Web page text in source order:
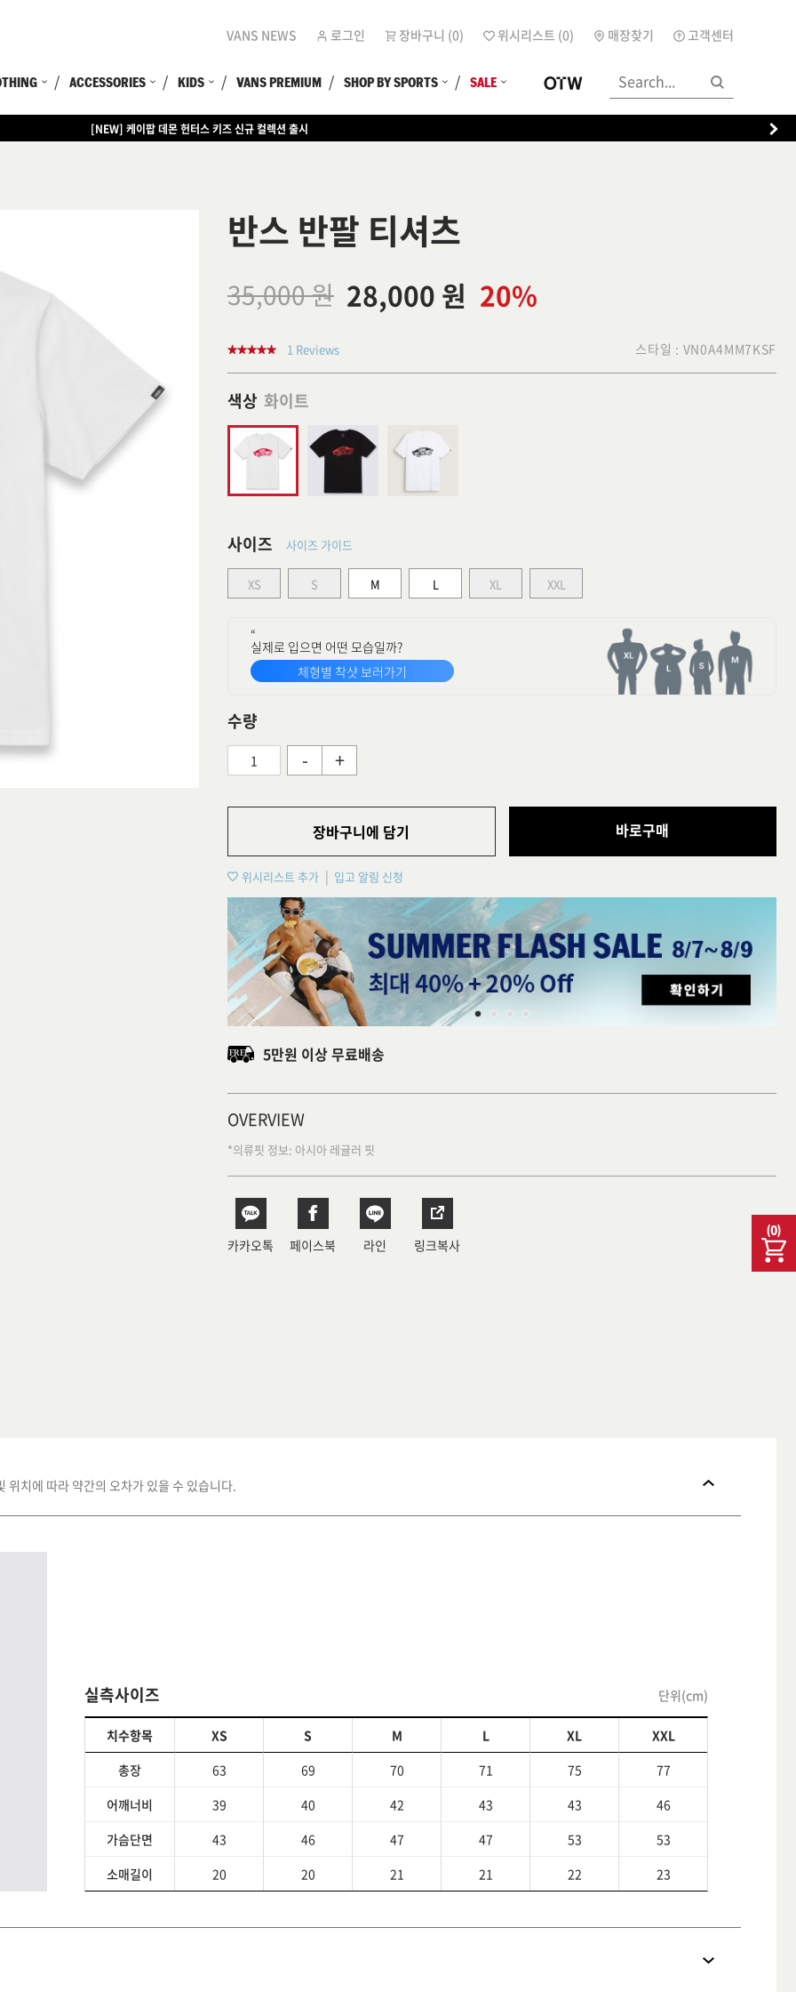
VANS NEWS 로그인 장바구니 (0) 위시리스트 (0) 매장찾기 고객센터
ACCESSORIES KIDS VANS PREMIUM SHOP BY SPORTS SALE
(0)
[NEW] 케이팝 데몬 헌터스 키즈 신규 컬렉션 출시
[EVENT] 15만원 이상 구매 시 쿨러백 증정
반스 반팔 티셔츠
35,000 원 28,000 원 20%
1 Reviews 스타일 : VN0A4MM7KSF
색상 화이트
사이즈 사이즈 가이드
XS S M L XL XXL
“
실제로 입으면 어떤 모습일까?
체형별 착샷 보러가기
수량
- +
장바구니에 담기 바로구매
위시리스트 추가 입고 알림 신청
5만원 이상 무료배송
OVERVIEW
*의류핏 정보: 아시아 레귤러 핏
카카오톡 페이스북 라인 링크복사
위치에 따라 약간의 오차가 있을 수 있습니다.
실측사이즈 단위(cm)
치수항목 XS S M L XL
XXL
총장
63 69 70 71 75
77
어깨너비
39 40 42 43 43
46
가슴단면
43 46 47 47 53
53
소매길이
20 20 21 21 22 23